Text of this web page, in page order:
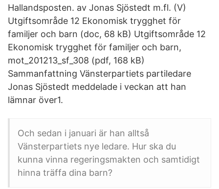
Hallandsposten. av Jonas Sjöstedt m.fl. (V)
Utgiftsområde 12 Ekonomisk trygghet för
familjer och barn (doc, 68 kB) Utgiftsområde 12
Ekonomisk trygghet för familjer och barn,
mot_201213_sf_308 (pdf, 168 kB)
Sammanfattning Vänsterpartiets partiledare
Jonas Sjöstedt meddelade i veckan att han
lämnar över1.
Och sedan i januari är han alltså
Vänsterpartiets nye ledare. Hur ska du
kunna vinna regeringsmakten och samtidigt
hinna träffa dina barn?